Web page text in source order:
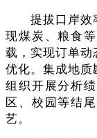
提拔口岸效
现煤炭、粮食
载，实现订单
优化。集成地
组织开展分析
区、校园等结
艺。